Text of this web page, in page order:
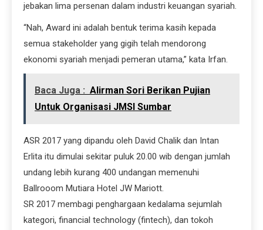
jebakan lima persenan dalam industri keuangan syariah.
“Nah, Award ini adalah bentuk terima kasih kepada
semua stakeholder yang gigih telah mendorong
ekonomi syariah menjadi pemeran utama,” kata Irfan.
Baca Juga : Alirman Sori Berikan Pujian
Untuk Organisasi JMSI Sumbar
ASR 2017 yang dipandu oleh David Chalik dan Intan
Erlita itu dimulai sekitar puluk 20.00 wib dengan jumlah
undang lebih kurang 400 undangan memenuhi
Ballrooom Mutiara Hotel JW Mariott.
SR 2017 membagi penghargaan kedalama sejumlah
kategori, financial technology (fintech), dan tokoh